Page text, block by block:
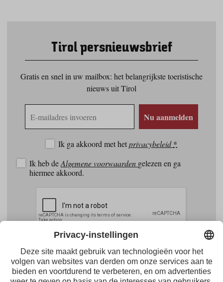
Tirol persnieuwsbrief
Gratis en snel in uw mailbox: het belangrijkste toeristische
nieuws uit Tirol
mailadres
Nu aanmelden
Ik ga akkoord met hetprivacybeleid*
Ik heb deAlgemene voorwaarden gelezen en ga
hiermee akkoord.